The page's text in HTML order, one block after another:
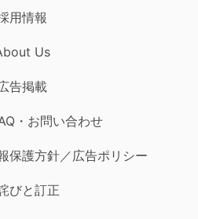
用情報
Us
告掲載
・お問い合わせ
保護方針／広告ポリシー
びと訂正